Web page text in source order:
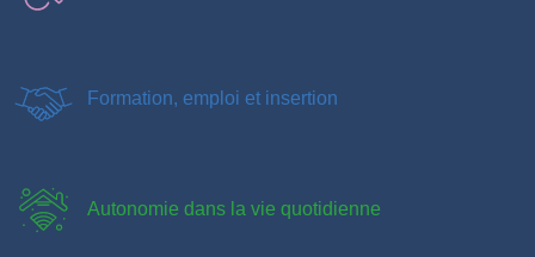
Formation, emploi et insertion
Autonomie dans la vie quotidienne